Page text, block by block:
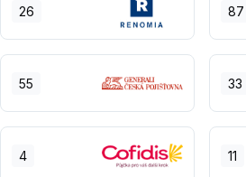
26 87
55 33
4 11